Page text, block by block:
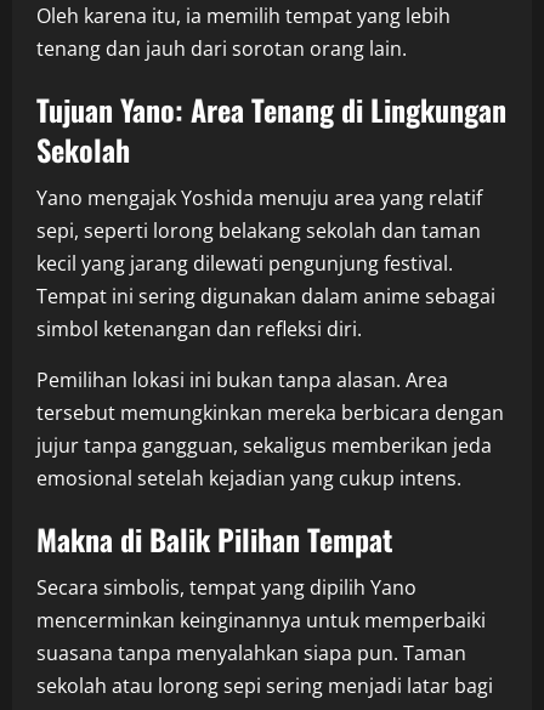
Oleh karena itu, ia memilih tempat yang lebih
tenang dan jauh dari sorotan orang lain.
Tujuan Yano: Area Tenang di Lingkungan
Sekolah
Yano mengajak Yoshida menuju area yang relatif
sepi, seperti lorong belakang sekolah dan taman
kecil yang jarang dilewati pengunjung festival.
Tempat ini sering digunakan dalam anime sebagai
simbol ketenangan dan refleksi diri.
Pemilihan lokasi ini bukan tanpa alasan. Area
tersebut memungkinkan mereka berbicara dengan
jujur tanpa gangguan, sekaligus memberikan jeda
emosional setelah kejadian yang cukup intens.
Makna di Balik Pilihan Tempat
Secara simbolis, tempat yang dipilih Yano
mencerminkan keinginannya untuk memperbaiki
suasana tanpa menyalahkan siapa pun. Taman
sekolah atau lorong sepi sering menjadi latar bagi